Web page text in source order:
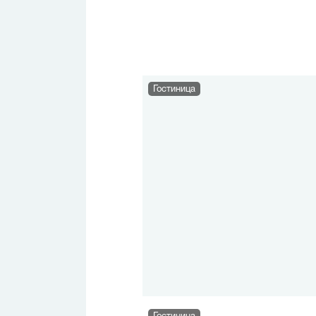
Гостиница